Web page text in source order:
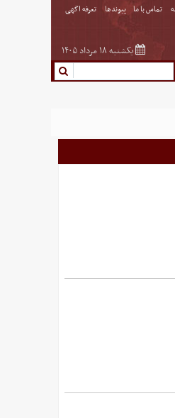
تماس با ما پیوندها تعرفه اگهی
یکشنبه ۱۸ مرداد ۱۴۰۵